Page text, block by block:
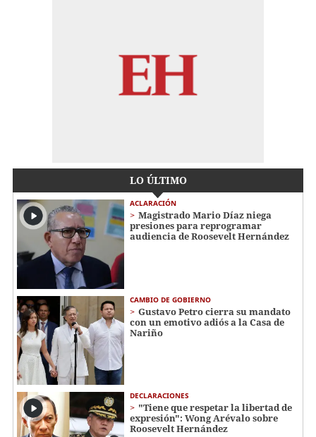
LO ÚLTIMO
ACLARACIÓN
Magistrado Mario Díaz niega
presiones para reprogramar
audiencia de Roosevelt Hernández
CAMBIO DE GOBIERNO
Gustavo Petro cierra su mandato
con un emotivo adiós a la Casa de
Nariño
DECLARACIONES
"Tiene que respetar la libertad de
expresión": Wong Arévalo sobre
Roosevelt Hernández